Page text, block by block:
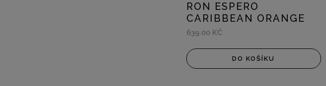
RON ESPERO
CARIBBEAN ORANGE
639.00 KČ
DO KOŠÍKU